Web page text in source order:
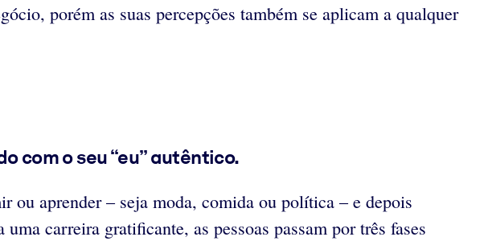
porém as suas percepções também se aplicam a qualquer
com o seu “eu” autêntico.
ou aprender – seja moda, comida ou política – e depois
carreira gratificante, as pessoas passam por três fases